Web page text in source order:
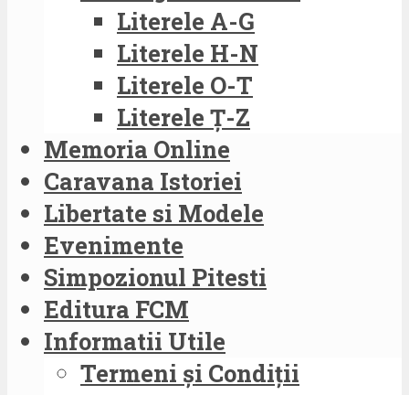
Literele A-G
Literele H-N
Literele O-T
Literele Ț-Z
Memoria Online
Caravana Istoriei
Libertate si Modele
Evenimente
Simpozionul Pitesti
Editura FCM
Informatii Utile
Termeni și Condiții